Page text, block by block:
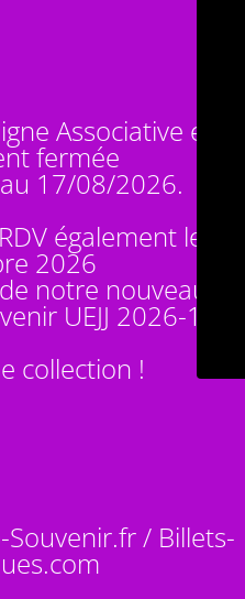
Associative est
fermée
17/08/2026.
également le 14
2026
notre nouveauté :
UEJJ 2026-10
collection !
/ Billets-